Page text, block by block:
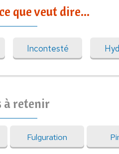
que veut dire...
Incontesté
à retenir
Fulguration